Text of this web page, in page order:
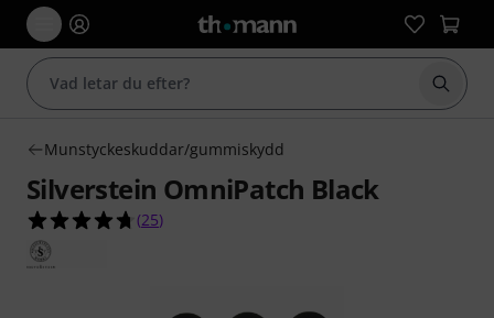
Börja
Munstyckeskuddar/gummiskydd
Silverstein OmniPatch Black
4.7 av 5 stjärnor från 25 kundbetyg
(25)